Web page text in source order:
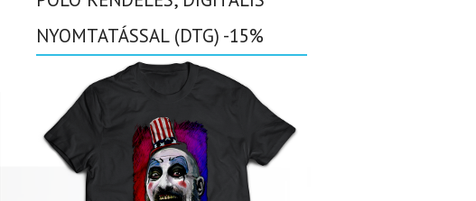
NYOMTATÁSSAL (DTG) -15%